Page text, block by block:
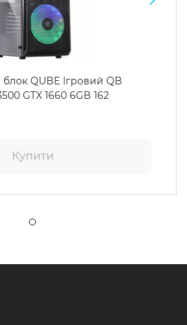
QUBE Ігровий QB
GTX 1660 6GB 162
Купити